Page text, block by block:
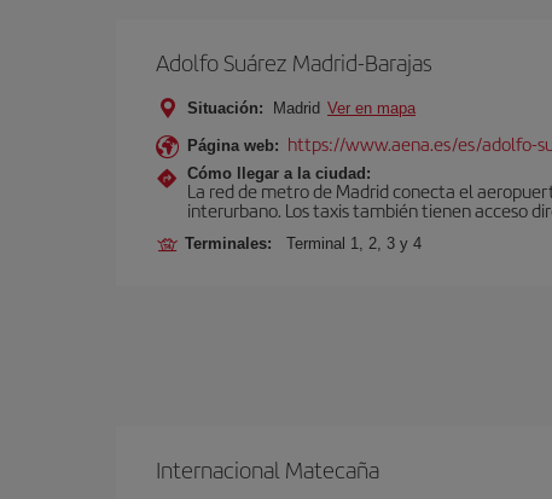
Adolfo Suárez Madrid-Barajas
Situación: Madrid Ver en mapa
Página web: https://www.aena.es/es/adolfo-
Cómo llegar a la ciudad:
La red de metro de Madrid conecta el
interurbano. Los taxis también tienen acceso
Terminales: Terminal 1, 2, 3 y 4
Internacional Matecaña